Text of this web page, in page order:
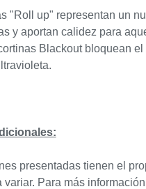
"Roll up" representan un
y aportan calidez para
Blackout bloquean
presentadas tienen el
variar. Para más